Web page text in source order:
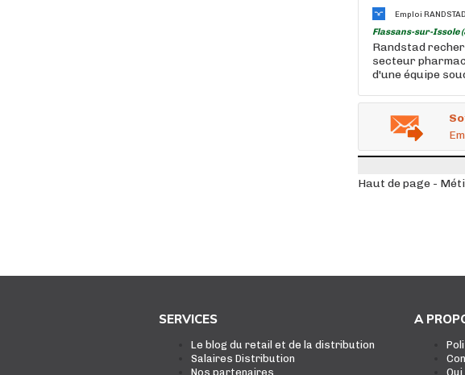
Emploi RANDSTAD
Flassans-sur-Issole
Randstad
secteur
d'une équipe
Haut de page -
SERVICES
Le blog du retail et de la distribution
Salaires Distribution
Nos partenaires
A